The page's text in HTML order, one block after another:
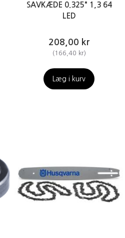
SAVKÆDE 0.325" 1,3 64
LED
208,00 kr
(166,40 kr)
Læg i kurv